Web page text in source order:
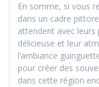
En somme, si vous
dans un cadre
attendent avec leurs
délicieuse et leur
l’ambiance
pour créer des
dans cette région